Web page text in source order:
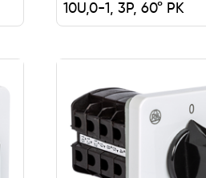
10U,0-1, 3P, 60° РК